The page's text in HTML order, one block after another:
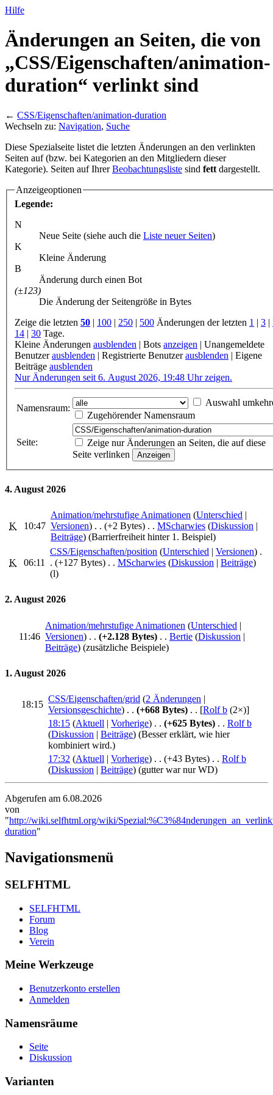
Hilfe
Änderungen an Seiten, die von
„CSS/Eigenschaften/animation-
duration“ verlinkt sind
← CSS/Eigenschaften/animation-duration
Wechseln zu: Navigation, Suche
Diese Spezialseite listet die letzten Änderungen an den verlinkten
Seiten auf (bzw. bei Kategorien an den Mitgliedern dieser
Kategorie). Seiten auf IhrerBeobachtungsliste sind fett dargestellt.
Anzeigeoptionen
Legende:
N
Neue Seite (siehe auch die Liste neuer Seiten)
K
Kleine Änderung
B
Änderung durch einen Bot
(±123)
Die Änderung der Seitengröße in Bytes
Zeige die letzten 50 100 250 500 Änderungen der letzten 1 3
14
30 Tage.
Kleine Änderungen ausblenden Bots anzeigen
Unangemeldete
Benutzerausblenden Registrierte Benutzerausblenden
Eigene
Beiträge ausblenden
Nur Änderungen seit 6. August 2026, 19:48 Uhr zeigen.
Namensraum:
Auswahl
Zugehörender Namensraum
Seite:
Zeige nur Änderungen an Seiten, die auf diese
Seite verlinken
4. August 2026
K 10:47
Animation/mehrstufige Animationen ‎ (Unterschied |
Versionen) . . (+2 Bytes) . . MScharwies (Diskussion |
Beiträge) (Barrierfreiheit hinter 1. Beispiel)
K 06:11
CSS/Eigenschaften/position ‎ (Unterschied | Versionen) .
. (+127 Bytes) . . MScharwies (Diskussion | Beiträge)
(l)
2. August 2026
11:46
Animation/mehrstufige Animationen ‎ (Unterschied |
Versionen) . . (+2.128 Bytes) . . Bertie (Diskussion |
Beiträge) (zusätzliche Beispiele)
1. August 2026
18:15
CSS/Eigenschaften/grid ‎‎ (2 Änderungen |
Versionsgeschichte) . . (+668 Bytes) . . [Rolf b ‎ (2×)]
18:15 (Aktuell | Vorherige) . . (+625 Bytes) . . Rolf b
(Diskussion | Beiträge) (Besser erklärt, wie hier
kombiniert wird.)
17:32 (Aktuell | Vorherige) . . (+43 Bytes) . . Rolf b
(Diskussion | Beiträge) (gutter war nur WD)
Abgerufen am 6.08.2026
von
"http://wiki.selfhtml.org/wiki/
duration"
Navigationsmenü
SELFHTML
SELFHTML
Forum
Blog
Verein
Meine Werkzeuge
Benutzerkonto erstellen
Anmelden
Namensräume
Seite
Diskussion
Varianten